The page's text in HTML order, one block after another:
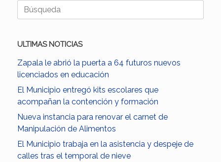
Buscar:
ULTIMAS NOTICIAS
Zapala le abrió la puerta a 64 futuros nuevos
licenciados en educación
El Municipio entregó kits escolares que
acompañan la contención y formación
Nueva instancia para renovar el carnet de
Manipulación de Alimentos
El Municipio trabaja en la asistencia y despeje de
calles tras el temporal de nieve